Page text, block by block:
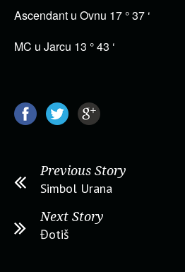
Ascendant u Ovnu 17 ° 37 ‘
MC u Jarcu 13 ° 43 ‘
Previous Story
Simbol Urana
Next Story
Đotiš